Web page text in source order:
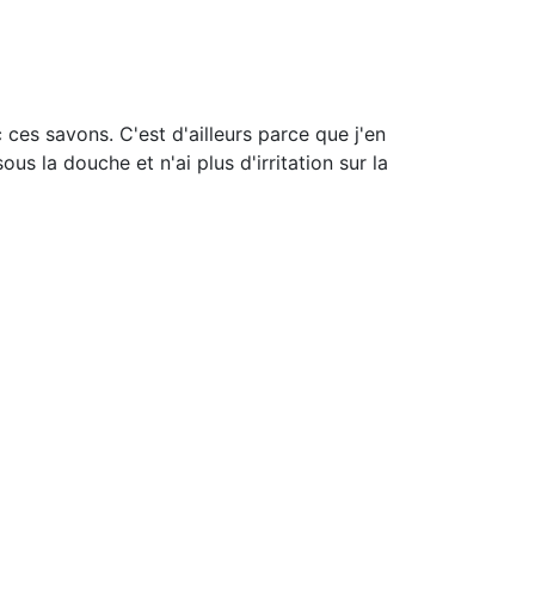
savons. C'est d'ailleurs parce que j'en
la douche et n'ai plus d'irritation sur la